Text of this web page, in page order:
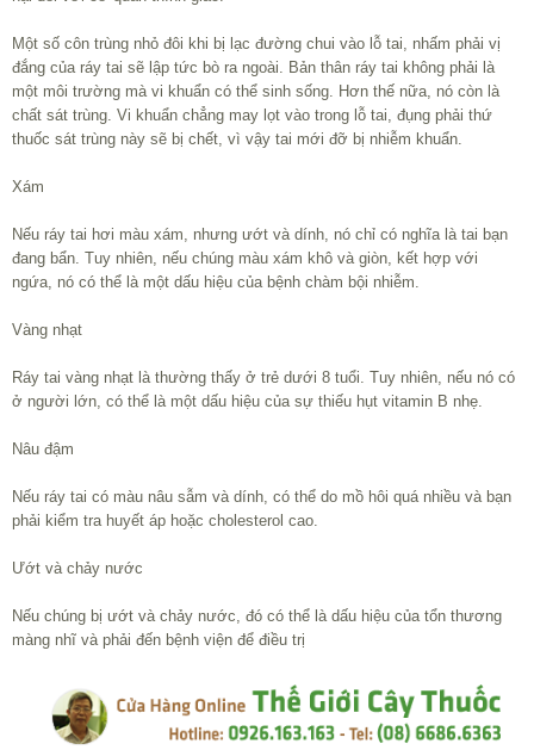
Một số côn trùng nhỏ đôi khi bị lạc đường chui vào lỗ tai, nhấm phải vị
đắng của ráy tai sẽ lập tức bò ra ngoài. Bản thân ráy tai không phải là
một môi trường mà vi khuẩn có thể sinh sống. Hơn thế nữa, nó còn là
chất sát trùng. Vi khuẩn chẳng may lọt vào trong lỗ tai, đụng phải thứ
thuốc sát trùng này sẽ bị chết, vì vậy tai mới đỡ bị nhiễm khuẩn.
Xám
Nếu ráy tai hơi màu xám, nhưng ướt và dính, nó chỉ có nghĩa là tai bạn
đang bẩn. Tuy nhiên, nếu chúng màu xám khô và giòn, kết hợp với
ngứa, nó có thể là một dấu hiệu của bệnh chàm bội nhiễm.
Vàng nhạt
Ráy tai vàng nhạt là thường thấy ở trẻ dưới 8 tuổi. Tuy nhiên, nếu nó có
ở người lớn, có thể là một dấu hiệu của sự thiếu hụt vitamin B nhẹ.
Nâu đậm
Nếu ráy tai có màu nâu sẫm và dính, có thể do mồ hôi quá nhiều và bạn
phải kiểm tra huyết áp hoặc cholesterol cao.
Ướt và chảy nước
Nếu chúng bị ướt và chảy nước, đó có thể là dấu hiệu của tổn thương
màng nhĩ và phải đến bệnh viện để điều trị